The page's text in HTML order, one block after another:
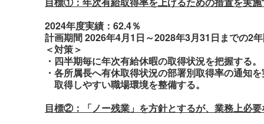
2024年度実績：62.4％
計画期間 2026年4月1日～2028年3月31日までの2
＜対策＞
・四半期毎に年次有給休暇の取得状況を把握する。
・各所属長へ有休取得状況の部署別取得率の通知
取得しやすい職場環境を整備する。
目標②：「ノー残業」を方針とするが、業務上必